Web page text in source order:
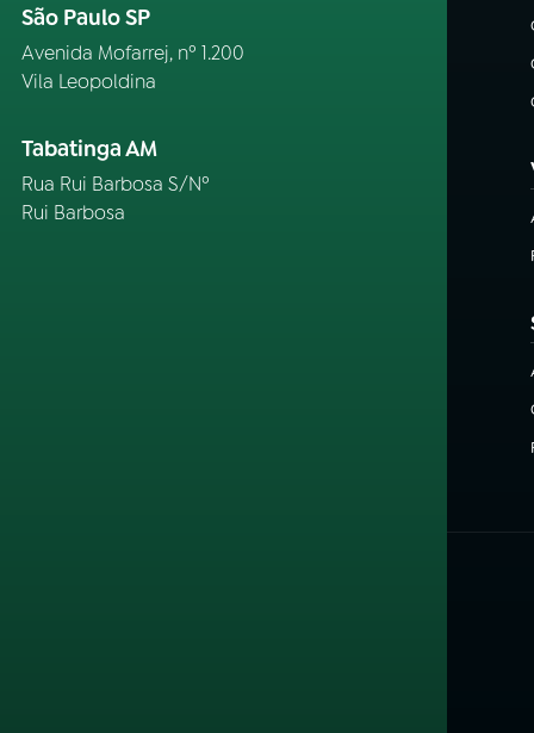
São Paulo SP
Avenida Mofarrej, nº 1.200
Vila Leopoldina
Tabatinga AM
Rua Rui Barbosa S/Nº
Rui Barbosa